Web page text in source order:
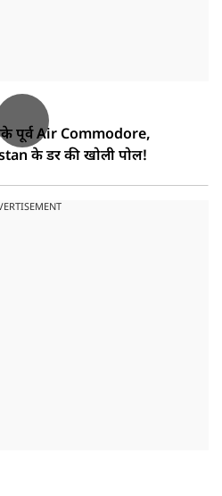
पूर्व Air Commodore,
के डर की खोली पोल!